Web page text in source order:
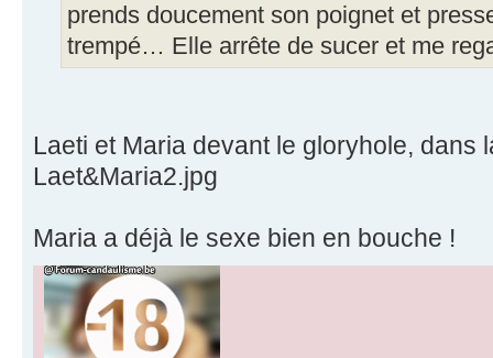
prends doucement son poignet et
trempé… Elle arrête de sucer et me
Laeti et Maria devant le gloryhole, dans
Laet&Maria2.jpg
Maria a déjà le sexe bien en bouche !